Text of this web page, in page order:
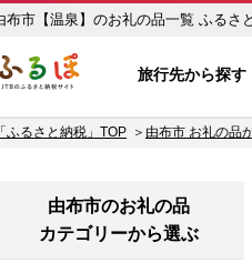
大分県由
旅行先から探す
「ふるさと納税」TOP 由布市 お礼の品
由布市のお礼の品
カテゴリーから選ぶ